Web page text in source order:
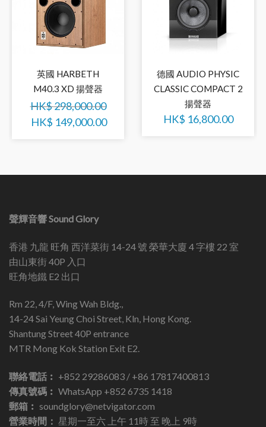
英國 HARBETH
M40.3 XD 揚聲器
HK$298,000.00
HK$ 149,000.00
德國 AUDIO PHYSIC
CLASSIC COMPACT 2
揚聲器
HK$ 16,800.00
聲輝音響 Sound Glory
香港 九龍 旺角 西洋菜街 14-24 號 榮華大廈 4 字樓 22 室
由山東街 40P 入口
旺角地鐵 E2 出口
Rm 22, 4/F, Wing Wah Bldg.,
14-24 Sai Yeung Choi Street, Kln, Hong Kong.
Shantung Street 40P entrance
MTR Mong Kok Station Exit E2.
聯絡電話︰ +852 29286083 / +86 17817400813
傳真號碼︰ WhatsApp +852 6735 1418
郵箱︰ soundglory@netvigator.com
營業時間： 星期一至六 上午 11時 至 晚上 9時